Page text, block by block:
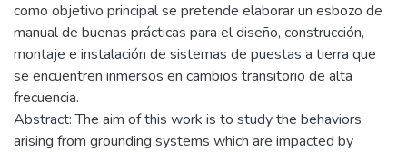
como objetivo principal se pretende elaborar un esbozo de
manual de buenas prácticas para el diseño, construcción,
montaje e instalación de sistemas de puestas a tierra que
se encuentren inmersos en cambios transitorio de alta
frecuencia.
Abstract: The aim of this work is to study the behaviors
arising from grounding systems which are impacted by